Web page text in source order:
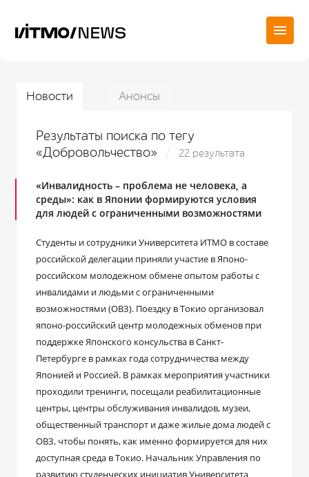
Новости Анонсы
Результаты поиска по тегу
«Добровольчество»
22 результата
«Инвалидность – проблема не человека, а
среды»: как в Японии формируются условия
для людей с ограниченными возможностями
Студенты и сотрудники Университета ИТМО в составе
российской делегации приняли участие в Японо-
российском молодежном обмене опытом работы с
инвалидами и людьми с ограниченными
возможностями (ОВЗ). Поездку в Токио организовал
японо-российский центр молодежных обменов при
поддержке Японского консульства в Санкт-
Петербурге в рамках года сотрудничества между
Японией и Россией. В рамках мероприятия участники
проходили тренинги, посещали реабилитационные
центры, центры обслуживания инвалидов, музеи,
общественный транспорт и даже жилые дома людей с
ОВЗ, чтобы понять, как именно формируется для них
доступная среда в Токио. Начальник Управления по
развитию студенческих инициатив Университета